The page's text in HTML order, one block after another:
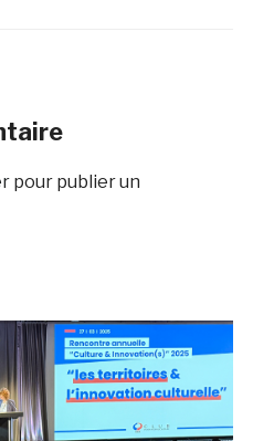
pour publier un